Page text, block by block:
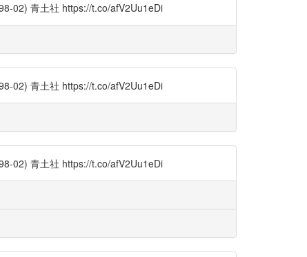
02) 青土社 https://t.co/afV2Uu1eDi
02) 青土社 https://t.co/afV2Uu1eDi
02) 青土社 https://t.co/afV2Uu1eDi